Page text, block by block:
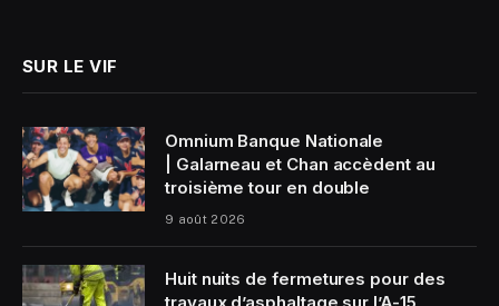
SUR LE VIF
Omnium Banque Nationale
| Galarneau et Chan accèdent au
troisième tour en double
9 août 2026
Huit nuits de fermetures pour des